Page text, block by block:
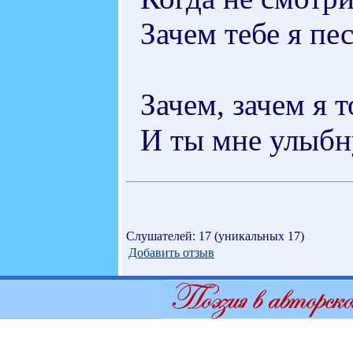
Зачем тебе я
Зачем, зачем я
И ты мне
Слушателей: 17 (уникальных 17)
Добавить отзыв